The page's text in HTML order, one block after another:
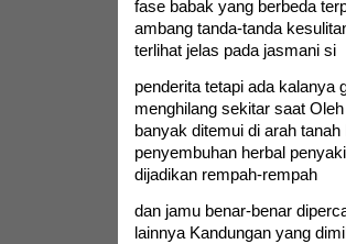
fase babak yang berbeda
ambang tanda-tanda
terlihat jelas pada jasmani si
penderita tetapi ada kalanya
menghilang sekitar saat
banyak ditemui di arah
penyembuhan herbal
dijadikan rempah-rempah
dan jamu benar-benar
lainnya Kandungan yang